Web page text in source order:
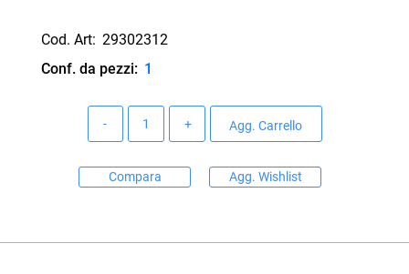
Cod. Art: 29302312
Conf. da pezzi: 1
Agg. Carrello
Compara Agg. Wishlist